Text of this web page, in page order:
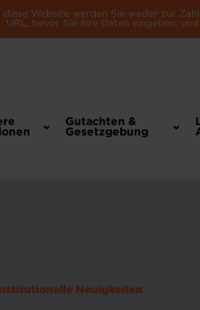
Website werden Sie weder zur
URL, bevor Sie Ihre Daten eingeben,
Gutachten &
Gesetzgebung
Neuigkeiten